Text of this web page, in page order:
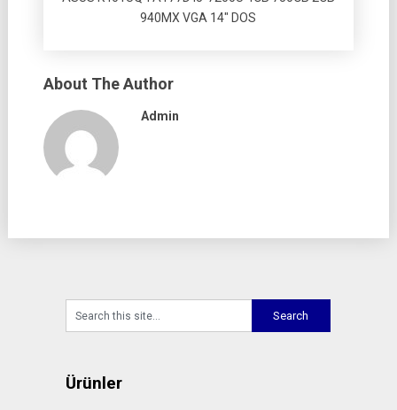
940MX VGA 14″ DOS
About The Author
Admin
Ürünler